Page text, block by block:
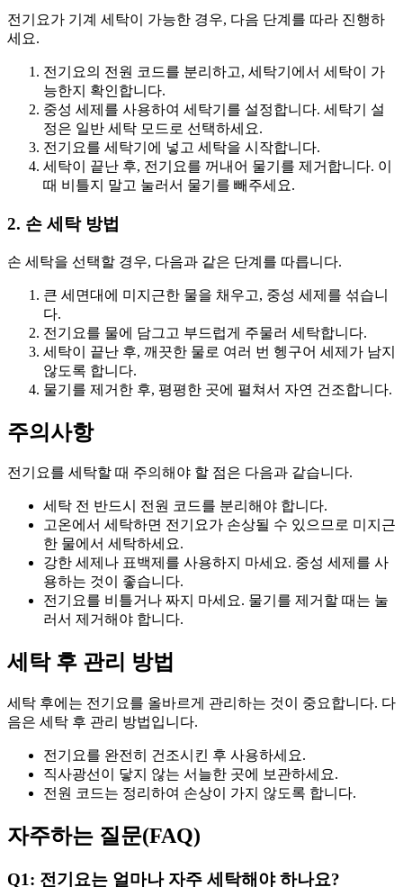
전기요가 기계 세탁이 가능한 경우, 다음 단계를 따라 진행하
세요.
전기요의 전원 코드를 분리하고, 세탁기에서 세탁이 가
능한지 확인합니다.
중성 세제를 사용하여 세탁기를 설정합니다. 세탁기 설
정은 일반 세탁 모드로 선택하세요.
전기요를 세탁기에 넣고 세탁을 시작합니다.
세탁이 끝난 후, 전기요를 꺼내어 물기를 제거합니다. 이
때 비틀지 말고 눌러서 물기를 빼주세요.
2. 손 세탁 방법
손 세탁을 선택할 경우, 다음과 같은 단계를 따릅니다.
큰 세면대에 미지근한 물을 채우고, 중성 세제를 섞습니
다.
전기요를 물에 담그고 부드럽게 주물러 세탁합니다.
세탁이 끝난 후, 깨끗한 물로 여러 번 헹구어 세제가 남지
않도록 합니다.
물기를 제거한 후, 평평한 곳에 펼쳐서 자연 건조합니다.
주의사항
전기요를 세탁할 때 주의해야 할 점은 다음과 같습니다.
세탁 전 반드시 전원 코드를 분리해야 합니다.
고온에서 세탁하면 전기요가 손상될 수 있으므로 미지근
한 물에서 세탁하세요.
강한 세제나 표백제를 사용하지 마세요. 중성 세제를 사
용하는 것이 좋습니다.
전기요를 비틀거나 짜지 마세요. 물기를 제거할 때는 눌
러서 제거해야 합니다.
세탁 후 관리 방법
세탁 후에는 전기요를 올바르게 관리하는 것이 중요합니다. 다
음은 세탁 후 관리 방법입니다.
전기요를 완전히 건조시킨 후 사용하세요.
직사광선이 닿지 않는 서늘한 곳에 보관하세요.
전원 코드는 정리하여 손상이 가지 않도록 합니다.
자주하는 질문(FAQ)
Q1: 전기요는 얼마나 자주 세탁해야 하나요?